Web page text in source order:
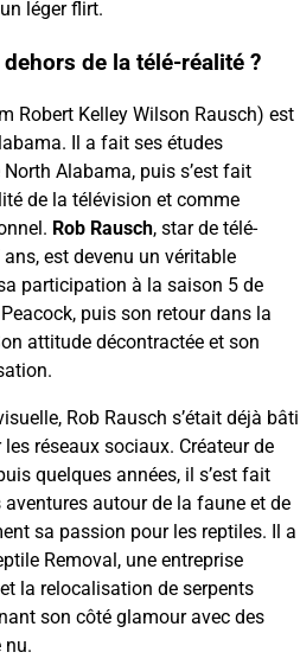
léger flirt.
de la télé-réalité ?
Robert Kelley Wilson Rausch) est
Il a fait ses études
Alabama, puis s’est fait
de la télévision et comme
Rob Rausch, star de télé-
est devenu un véritable
participation à la saison 5 de
puis son retour dans la
attitude décontractée et son
Rob Rausch s’était déjà bâti
réseaux sociaux. Créateur de
quelques années, il s’est fait
autour de la faune et de
sa passion pour les reptiles. Il a
Removal, une entreprise
la relocalisation de serpents
son côté glamour avec des
nu.